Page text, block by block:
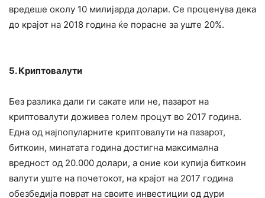
вредеше околу 10 милијарда долари. Се проценува дека
до крајот на 2018 година ќе порасне за уште 20%.
5. Криптовалути
Без разлика дали ги сакате или не, пазарот на
криптовалути доживеа голем процут во 2017 година.
Една од најпопуларните криптовалути на пазарот,
биткоин, минатата година достигна максимална
вредност од 20.000 долари, а оние кои купија биткоин
валути уште на почетокот, на крајот на 2017 година
обезбедија поврат на своите инвестиции од дури